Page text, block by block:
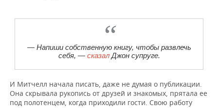
— Напиши собственную книгу, чтобы развлечь
себя, —сказалДжон супруге.
И Митчелл начала писать, даже не думая о публикации.
Она скрывала рукопись от друзей и знакомых, прятала ее
под полотенцем, когда приходили гости. Свою работу